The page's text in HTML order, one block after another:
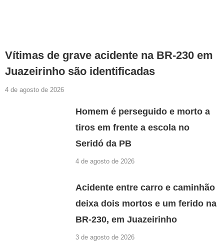
Vítimas de grave acidente na BR-230 em
Juazeirinho são identificadas
4 de agosto de 2026
Homem é perseguido e morto a
tiros em frente a escola no
Seridó da PB
4 de agosto de 2026
Acidente entre carro e caminhão
deixa dois mortos e um ferido na
BR-230, em Juazeirinho
3 de agosto de 2026